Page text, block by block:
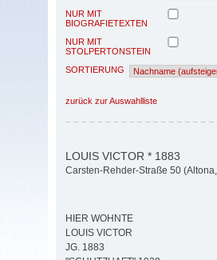
NUR MIT
BIOGRAFIETEXTEN
NUR MIT
STOLPERTONSTEIN
SORTIERUNG
zurück zur Auswahlliste
LOUIS VICTOR * 1883
Carsten-Rehder-Straße 50
HIER WOHNTE
LOUIS VICTOR
JG. 1883